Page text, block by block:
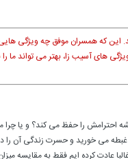
که همسران موفق چه ویژگی هایی
آسیب زا، بهتر می تواند ما را
احترامش را حفظ می کند؟ و یا
غبطه می خورید و حسرت زندگی آن را
عادت کرده ایم فقط به مقایسه